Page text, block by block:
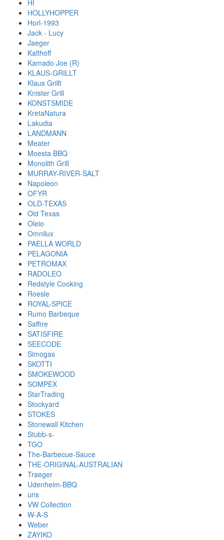
HI
HOLLYHOPPER
Horl-1993
Jack - Lucy
Jaeger
Kalthoff
Kamado Joe (R)
KLAUS-GRILLT
Klaus Grillt
Knister Grill
KONSTSMIDE
KretaNatura
Lakudia
LANDMANN
Meater
Moesta BBQ
Monolith Grill
MURRAY-RIVER-SALT
Napoleon
OFYR
OLD-TEXAS
Old Texas
Oleio
Omnilux
PAELLA WORLD
PELAGONIA
PETROMAX
RADOLEO
Redstyle Cooking
Roesle
ROYAL-SPICE
Rumo Barbeque
Saffire
SATISFIRE
SEECODE
Simogas
SKOTTI
SMOKEWOOD
SOMPEX
StarTrading
Stockyard
STOKES
Stonewall Kitchen
Stubb-s-
TGO
The-Barbecue-Sauce
THE-ORIGINAL-AUSTRALIAN
Traeger
Udenheim-BBQ
uns
VW Collection
W-A-S
Weber
ZAYIKO